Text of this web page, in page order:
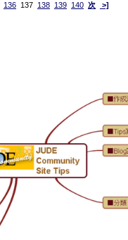
136 137 138 139 140 次 >]